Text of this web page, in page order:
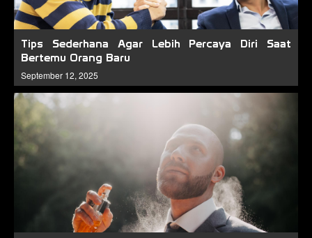
Tips Sederhana Agar Lebih Percaya Diri Saat
Bertemu Orang Baru
September 12, 2025